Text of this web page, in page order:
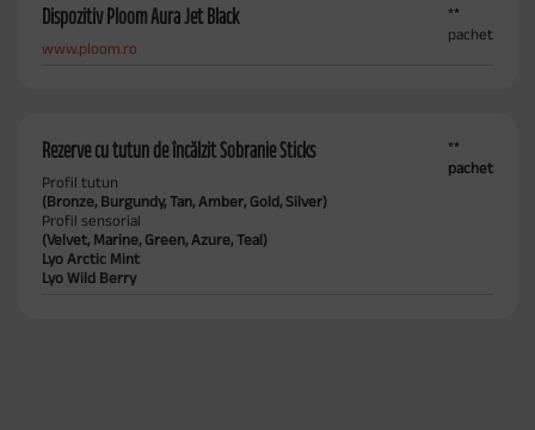
Dispozitiv Ploom Aura Jet Black
www.ploom.ro
**
pachet
Rezerve cu tutun de încălzit Sobranie Sticks
Profil tutun
(Bronze, Burgundy, Tan, Amber, Gold, Silver)
Profil sensorial
(Velvet, Marine, Green, Azure, Teal)
Lyo Arctic Mint
Lyo Wild Berry
**
pachet